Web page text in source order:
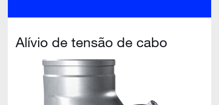
Alívio de tensão de cabo